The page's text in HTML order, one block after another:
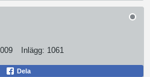
Inlägg: 1061
Dela